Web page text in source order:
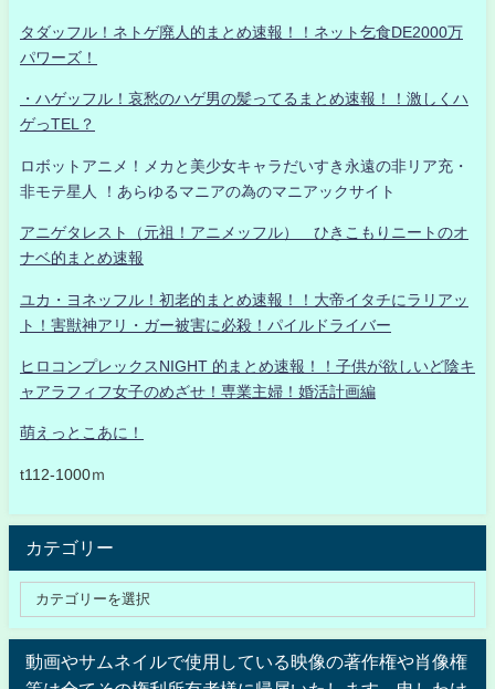
タダッフル！ネトゲ廃人的まとめ速報！！ネット乞食DE2000万
パワーズ！
・ハゲッフル！哀愁のハゲ男の髪ってるまとめ速報！！激しくハ
ゲっTEL？
ロボットアニメ！メカと美少女キャラだいすき永遠の非リア充・
非モテ星人 ！あらゆるマニアの為のマニアックサイト
アニゲタレスト（元祖！アニメッフル） ひきこもりニートのオ
ナベ的まとめ速報
ユカ・ヨネッフル！初老的まとめ速報！！大帝イタチにラリアッ
ト！害獣神アリ・ガー被害に必殺！パイルドライバー
ヒロコンプレックスNIGHT 的まとめ速報！！子供が欲しいど陰キ
ャアラフィフ女子のめざせ！専業主婦！婚活計画編
萌えっとこあに！
t112-1000ｍ
カテゴリー
動画やサムネイルで使用している映像の著作権や肖像権